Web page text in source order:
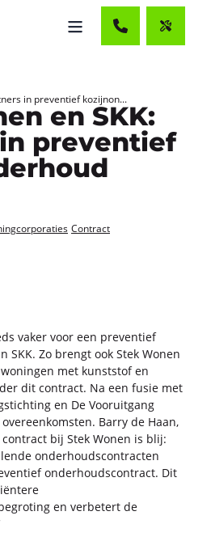
in preventief kozijnon...
en SKK:
preventief
Contract
vaker voor een pre­ven­tief
SKK. Zo brengt ook Stek Wonen
met kunst­stof en
dit con­tract. Na een fusie met
en De Voor­uit­gang
Barry de Haan,
bij Stek Wonen is blij:
on­der­houds­con­trac­ten
on­der­houds­con­tract. Dit
en ver­be­tert de